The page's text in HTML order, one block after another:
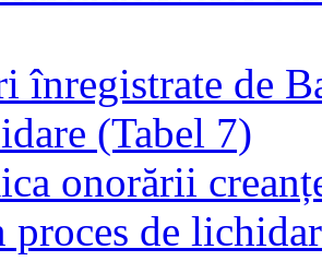
înregistrate de
(Tabel 7)
onorării
proces de